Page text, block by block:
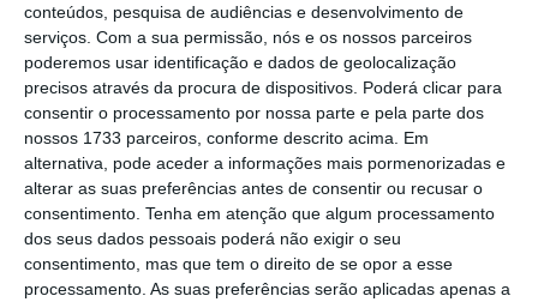
conteúdos, pesquisa de audiências e desenvolvimento de
serviços. Com a sua permissão, nós e os nossos parceiros
poderemos usar identificação e dados de geolocalização
precisos através da procura de dispositivos. Poderá clicar para
consentir o processamento por nossa parte e pela parte dos
nossos 1733 parceiros, conforme descrito acima. Em
alternativa, pode aceder a informações mais pormenorizadas e
alterar as suas preferências antes de consentir ou recusar o
consentimento. Tenha em atenção que algum processamento
dos seus dados pessoais poderá não exigir o seu
consentimento, mas que tem o direito de se opor a esse
processamento. As suas preferências serão aplicadas apenas a
aumento dos custos de operação,
nomeadamente oaumento do preço dos
combustíveis e dos alimentos, que são
servidos a bordo, optando a empresa por
manter o preço dos bilhetes.
“Temos pela frente anos, se calhar, anos mais
desafiantes. Entendemos que este é um ano
zero, um ano de olhar para a frente, mas, de